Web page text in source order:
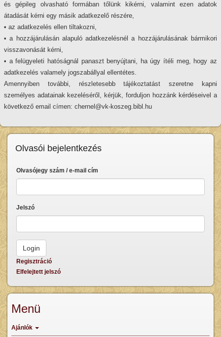
és gépileg olvasható formában tőlünk kikérni, valamint ezen adatok
átadását kérni egy másik adatkezelő részére,
• az adatkezelés ellen tiltakozni,
• a hozzájárulásán alapuló adatkezelésnél a hozzájárulásának bármikori
visszavonását kérni,
• a felügyeleti hatóságnál panaszt benyújtani, ha úgy ítéli meg, hogy az
adatkezelés valamely jogszabállyal ellentétes.
Amennyiben további, részletesebb tájékoztatást szeretne kapni
személyes adatainak kezeléséről, kérjük, forduljon hozzánk kérdéseivel a
következő email címen: chernel@vk-koszeg.bibl.hu
Olvasói bejelentkezés
Olvasójegy szám / e-mail cím
Jelszó
Regisztráció
Elfelejtett jelszó
Menü
Ajánlók